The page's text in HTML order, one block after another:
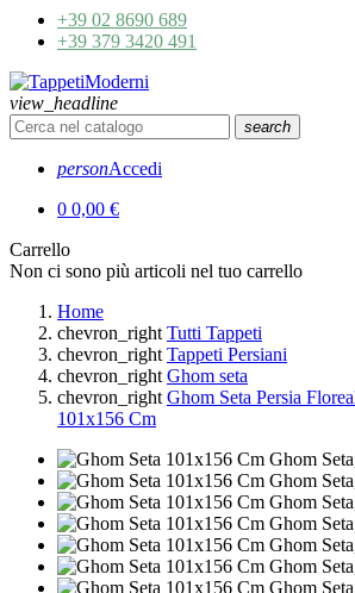
+39 02 8690 689
+39 379 3420 491
view_headline
search
personAccedi
0 0,00 €
Carrello
Non ci sono più articoli nel tuo carrello
Home
chevron_right Tutti Tappeti
chevron_right Tappeti Persiani
chevron_right Ghom seta
chevron_right Ghom Seta Persia
101x156 Cm